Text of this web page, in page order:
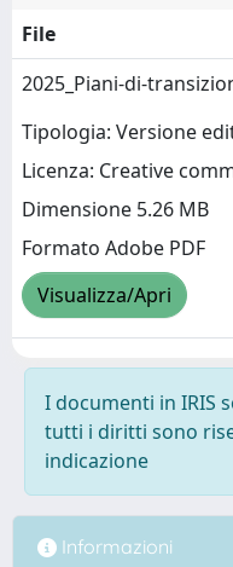
File
2025_Piani-di-
Tipologia: Versione
Licenza: Creative
Dimensione 5.26 MB
Formato Adobe PDF
Visualizza/Apri
I documenti in IRIS
tutti i diritti sono
indicazione
Informazioni